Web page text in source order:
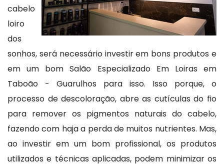
cabelo
loiro
dos
sonhos, será necessário investir em bons produtos e
em um bom Salão Especializado Em Loiras em
Taboão - Guarulhos para isso. Isso porque, o
processo de descoloração, abre as cutículas do fio
para remover os pigmentos naturais do cabelo,
fazendo com haja a perda de muitos nutrientes. Mas,
ao investir em um bom profissional, os produtos
utilizados e técnicas aplicadas, podem minimizar os